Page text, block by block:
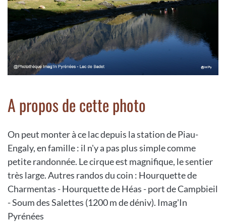
A propos de cette photo
On peut monter à ce lac depuis la station de Piau-
Engaly, en famille : il n'y a pas plus simple comme
petite randonnée. Le cirque est magnifique, le sentier
très large. Autres randos du coin : Hourquette de
Charmentas - Hourquette de Héas - port de Campbieil
- Soum des Salettes (1200 m de déniv). Imag'In
Pyrénées